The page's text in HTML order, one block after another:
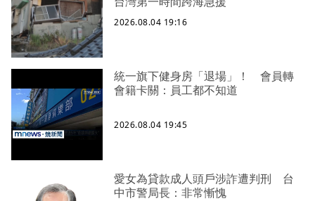
2026.08.04 19:16
統一旗下健身房「退場」！ 會員轉
會籍卡關：員工都不知道
2026.08.04 19:45
愛女為貸款成人頭戶涉詐遭判刑 台
中市警局長：非常慚愧